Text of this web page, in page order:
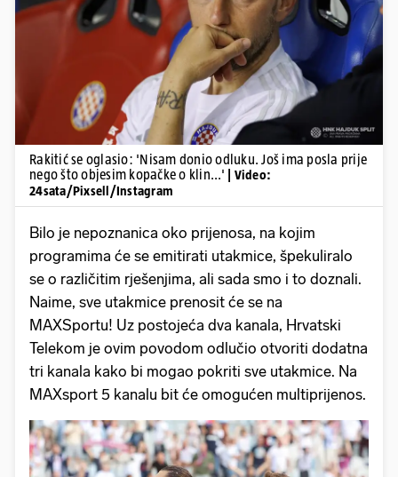
Pokretanje videa...
Rakitić se oglasio: 'Nisam donio odluku. Još ima posla prije
nego što objesim kopačke o klin...'
| Video:
24sata/Pixsell/Instagram
Bilo je nepoznanica oko prijenosa, na kojim
programima će se emitirati utakmice, špekuliralo
se o različitim rješenjima, ali sada smo i to doznali.
Naime, sve utakmice prenosit će se na
MAXSportu! Uz postojeća dva kanala, Hrvatski
Telekom je ovim povodom odlučio otvoriti dodatna
tri kanala kako bi mogao pokriti sve utakmice. Na
MAXsport 5 kanalu bit će omogućen multiprijenos.